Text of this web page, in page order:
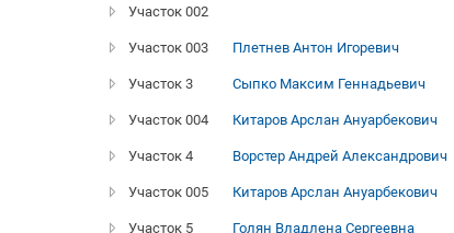
Участок 002
Участок 003 Плетнев Антон Игоревич
Участок 3 Сыпко Максим Геннадьевич
Участок 004 Китаров Арслан Ануарбекович
Участок 4 Ворстер Андрей Александрович
Участок 005 Китаров Арслан Ануарбекович
Участок 5 Голян Владлена Сергеевна